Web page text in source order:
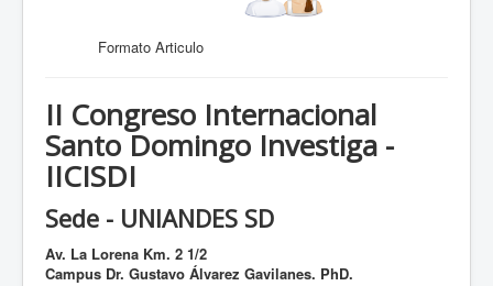
Formato Articulo
II Congreso Internacional
Santo Domingo Investiga -
IICISDI
Sede - UNIANDES SD
Av. La Lorena Km. 2 1/2
Campus Dr. Gustavo Álvarez Gavilanes. PhD.